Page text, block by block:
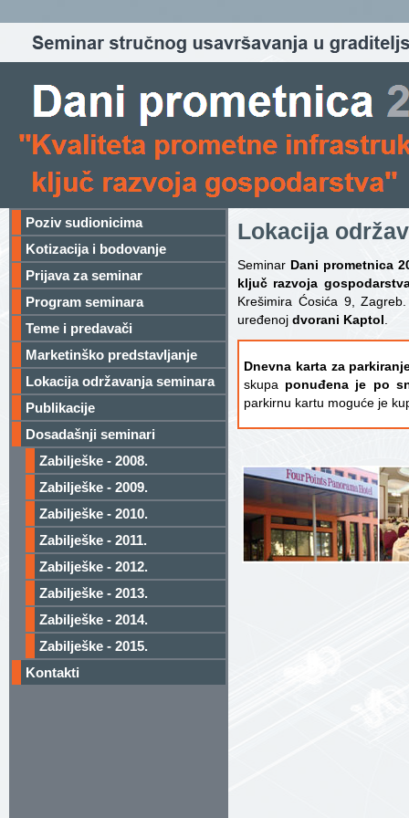
Poziv sudionicima
Kotizacija i bodovanje
Prijava za seminar
Program seminara
Teme i predavači
Marketinško predstavljanje
Lokacija održavanja seminara
Publikacije
Dosadašnji seminari
Zabilješke - 2008.
Zabilješke - 2009.
Zabilješke - 2010.
Zabilješke - 2011.
Zabilješke - 2012.
Zabilješke - 2013.
Zabilješke - 2014.
Zabilješke - 2015.
Kontakti
Lokacija
Seminar Dani prometnica
ključ razvoja
Krešimira Ćosića 9,
uređenoj dvorani Kaptol
Dnevna karta za
skupa ponuđena je po
parkirnu kartu moguće je